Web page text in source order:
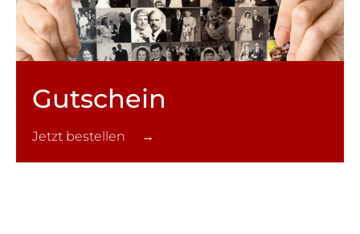
Gutschein
Jetzt bestellen →